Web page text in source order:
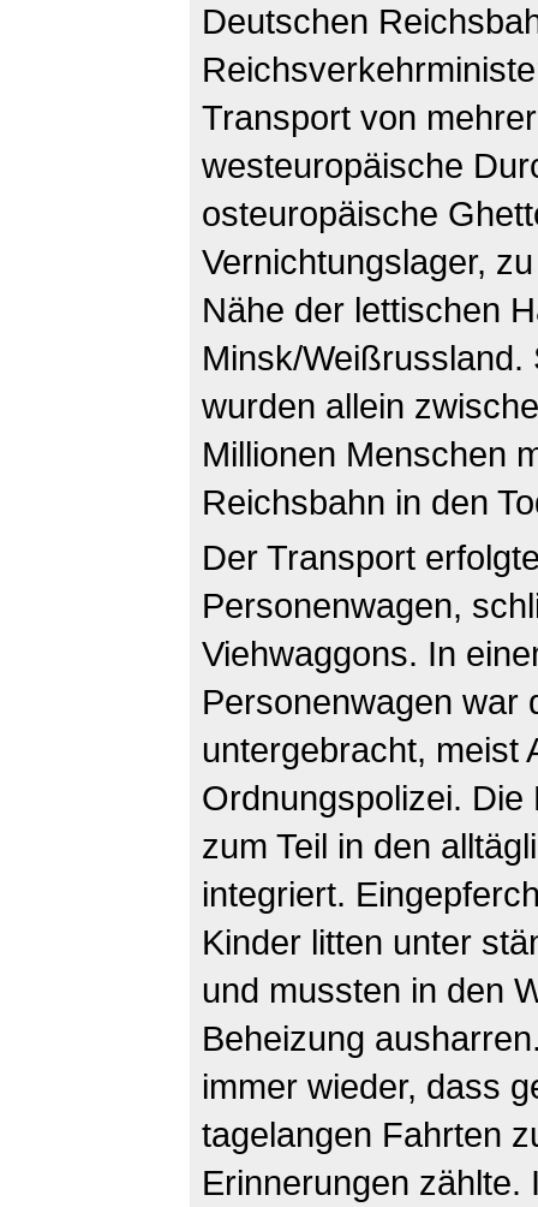
Deutschen
Transport von
westeuropäische
osteuropäische
Vernichtungslager,
Nähe der lettischen
Minsk/
wurden allein
Millionen Menschen
Reichsbahn in den
Der Transport
Personenwagen,
Viehwaggons. In
Personenwagen war
untergebracht, meist
Ordnungspolizei.
zum Teil in den
integriert.
Kinder litten unter
und mussten in den
Beheizung
immer wieder, dass
tagelangen Fahrten
Erinnerungen zählte.